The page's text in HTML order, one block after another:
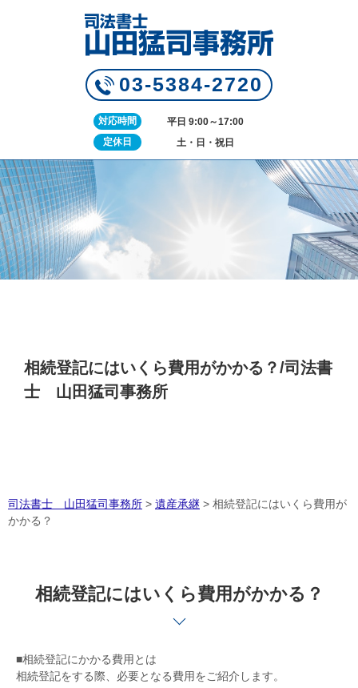
03-5384-2720
対応時間
平日 9:00～17:00
定休日
土・日・祝日
相続登記にはいくら費用がかかる？/司法書
士 山田猛司事務所
司法書士 山田猛司事務所 > 遺産承継 > 相続登記にはいくら費用が
かかる？
相続登記にはいくら費用がかかる？
■相続登記にかかる費用とは
相続登記をする際、必要となる費用をご紹介します。